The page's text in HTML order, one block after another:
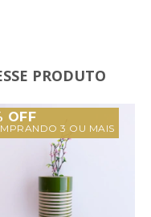
PRODUTO
OFF
3 OU MAIS